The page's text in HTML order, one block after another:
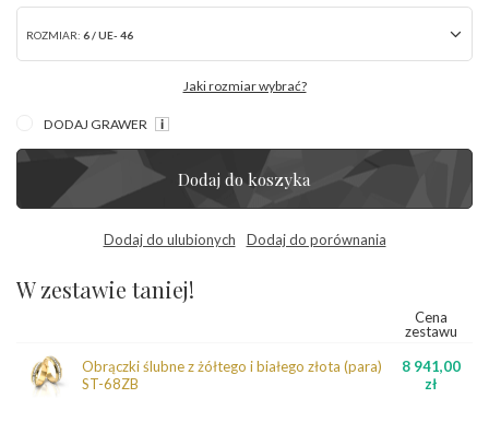
ROZMIAR: 6 / UE- 46
Jaki rozmiar wybrać?
DODAJ GRAWER
Dodaj do koszyka
Dodaj do ulubionych Dodaj do porównania
W zestawie taniej!
Cena
zestawu
Obrączki ślubne z żółtego i białego złota (para)
ST-68ZB
8 941,00
zł